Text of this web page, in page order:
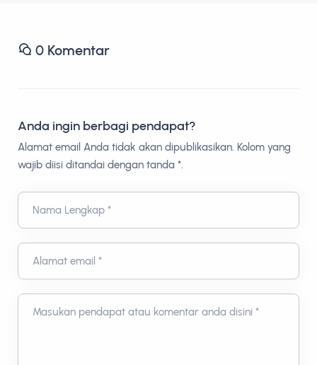
0 Komentar
Anda ingin berbagi pendapat?
Alamat email Anda tidak akan dipublikasikan. Kolom yang
wajib diisi ditandai dengan tanda *.
Nama Lengkap *
Alamat email *
Masukan pendapat atau komentar anda disini *